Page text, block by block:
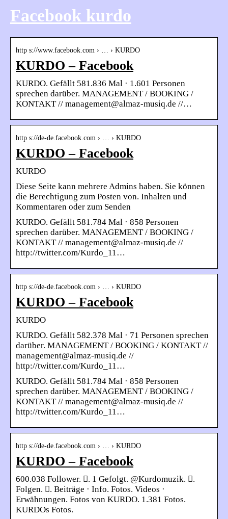
Facebook kurdo
http s://www.facebook.com › … › KURDO
KURDO – Facebook
KURDO. Gefällt 581.836 Mal · 1.601 Personen
sprechen darüber. MANAGEMENT / BOOKING /
KONTAKT // management@almaz-musiq.de //…
http s://de-de.facebook.com › … › KURDO
KURDO – Facebook
KURDO
Diese Seite kann mehrere Admins haben. Sie können
die Berechtigung zum Posten von. Inhalten und
Kommentaren oder zum Senden
KURDO. Gefällt 581.784 Mal · 858 Personen
sprechen darüber. MANAGEMENT / BOOKING /
KONTAKT // management@almaz-musiq.de //
http://twitter.com/Kurdo_11…
http s://de-de.facebook.com › … › KURDO
KURDO – Facebook
KURDO
KURDO. Gefällt 582.378 Mal · 71 Personen sprechen
darüber. MANAGEMENT / BOOKING / KONTAKT //
management@almaz-musiq.de //
http://twitter.com/Kurdo_11…
KURDO. Gefällt 581.784 Mal · 858 Personen
sprechen darüber. MANAGEMENT / BOOKING /
KONTAKT // management@almaz-musiq.de //
http://twitter.com/Kurdo_11…
http s://de-de.facebook.com › … › KURDO
KURDO – Facebook
600.038 Follower. 󱞋. 1 Gefolgt. @Kurdomuzik. 󱙶.
Folgen. 󰟝. Beiträge · Info. Fotos. Videos ·
Erwähnungen. Fotos von KURDO. 1.381 Fotos.
KURDOs Fotos.